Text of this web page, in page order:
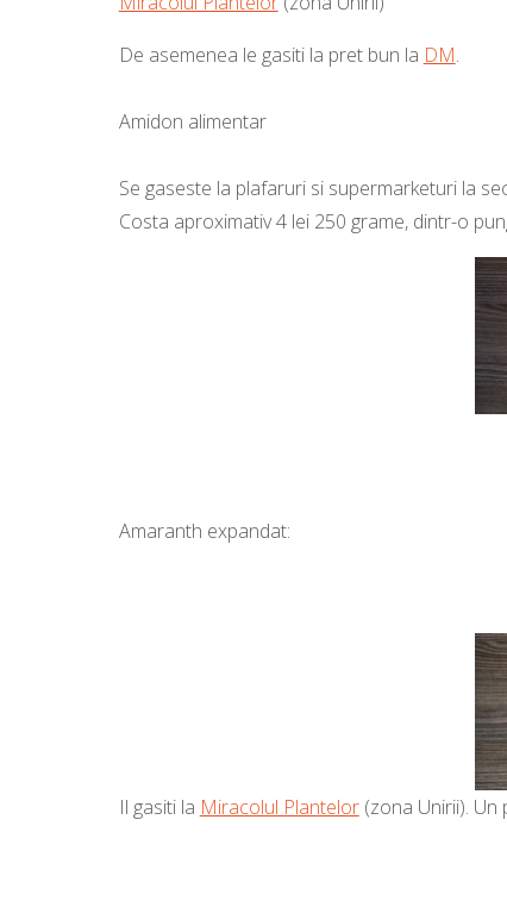
De asemenea le gasiti la pret bun la DM.
Amidon alimentar
Se gaseste la plafaruri si supermarketuri la
Costa aproximativ 4 lei 250 grame, dintr-o
Amaranth expandat:
Il gasiti la Miracolul Plantelor(zona Unirii). Un